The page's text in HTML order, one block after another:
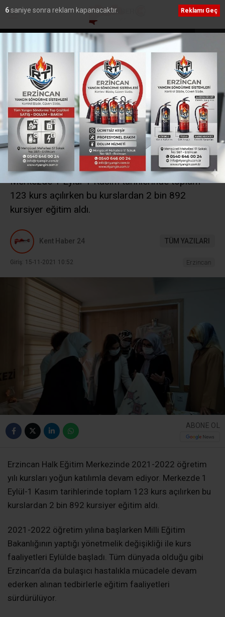
Erzincanlı 11 öğrenci umreye dualarla uğurlandı
Ana Sayfa›Erzincan
Halk Eğitim Merkezindeki
123 kurstan 2 bin 892
kursiyer faydalandı
Erzincan Halk Eğitim Merkezinde 2021-2022
öğretim yılı kursları yoğun katılımla devam ediyor.
Merkezde 1 Eylül-1 Kasım tarihlerinde toplam
123 kurs açılırken bu kurslardan 2 bin 892
kursiyer eğitim aldı.
Kent Haber 24 TÜM YAZILARI
Giriş: 15-11-2021 10:52 Erzincan
ABONE OL
Erzincan Halk Eğitim Merkezinde 2021-2022 öğretim
yılı kursları yoğun katılımla devam ediyor. Merkezde 1
Eylül-1 Kasım tarihlerinde toplam 123 kurs açılırken bu
kurslardan 2 bin 892 kursiyer eğitim aldı.
2021-2022 öğretim yılına başlarken Milli Eğitim
Bakanlığının yaptığı yönetmelik değişikliği ile kurs
faaliyetleri Eylülde başladı. Tüm dünyada olduğu gibi
Erzincan’da da bulaşıcı hastalıkla mücadele devam
ederken alınan tedbirlerle eğitim faaliyetleri
sürdürülüyor.
5saniye sonra reklam kapanacaktır. Reklamı Geç